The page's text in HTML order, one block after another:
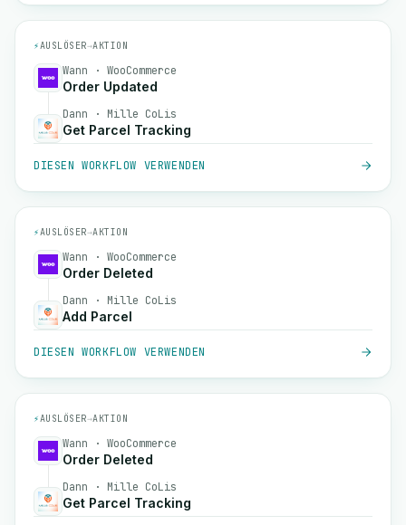
⚡AUSLÖSER→AKTION
Wann · WooCommerce
Order Updated
Dann · Mille CoLis
Get Parcel Tracking
DIESEN WORKFLOW VERWENDEN
⚡AUSLÖSER→AKTION
Wann · WooCommerce
Order Deleted
Dann · Mille CoLis
Add Parcel
DIESEN WORKFLOW VERWENDEN
⚡AUSLÖSER→AKTION
Wann · WooCommerce
Order Deleted
Dann · Mille CoLis
Get Parcel Tracking